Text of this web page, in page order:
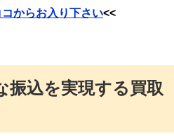
からお入り下さい<<
振込を実現する買取